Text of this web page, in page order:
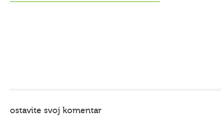
ostavite svoj komentar